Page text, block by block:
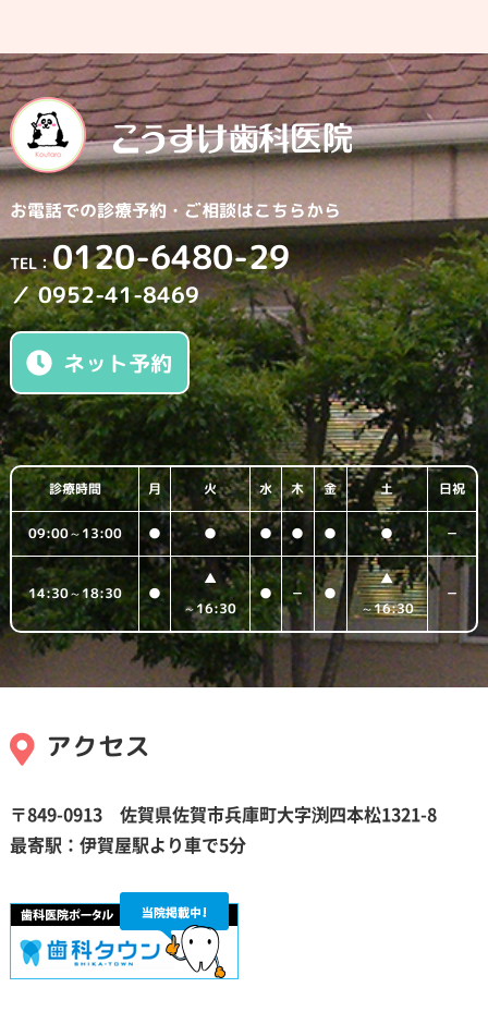
お電話での診療予約・ ご相談はこちらから
TEL：0120-6480-29
／ 0952-41-8469
ネット予約
診療時間 月 火 水 木 金 土 日祝
09:00～13:00 ● ● ● ● ● ● －
14:30～18:30 ●
▲
～16:30
● － ●
▲
～16:30
－
アクセス
〒849-0913 佐賀県佐賀市兵庫町大字渕四本松1321-8
最寄駅：伊賀屋駅より車で5分